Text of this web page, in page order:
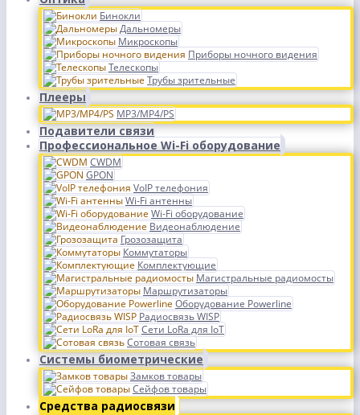
Бинокли
Дальномеры
Микроскопы
Приборы ночного видения
Телескопы
Трубы зрительные
Плееры
MP3/MP4/PS
Подавители связи
Профессиональное Wi-Fi оборудование
CWDM
GPON
VoIP телефония
Wi-Fi антенны
Wi-Fi оборудование
Видеонаблюдение
Грозозащита
Коммутаторы
Комплектующие
Магистральные радиомосты
Маршрутизаторы
Оборудование Powerline
Радиосвязь WISP
Сети LoRa для IoT
Сотовая связь
Системы биометрические
Замков товары
Сейфов товары
Средства радиосвязи